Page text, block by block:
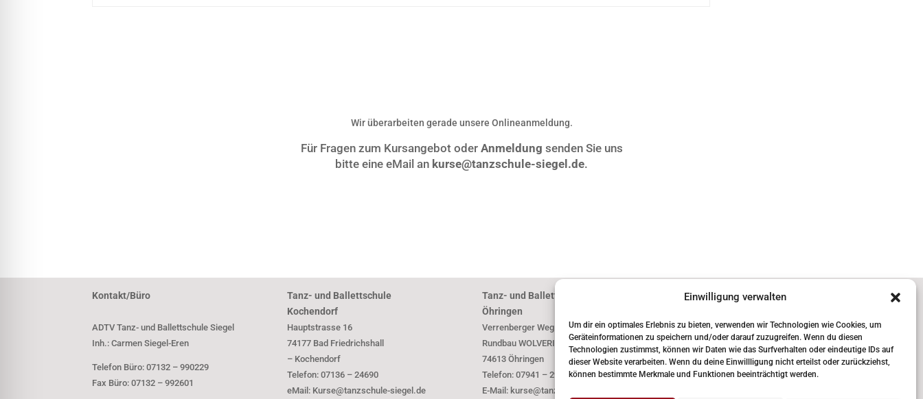
Einwilligung verwalten
Um dir ein optimales Erlebnis zu bieten, verwenden wir Technologien wie Cookies, um
Geräteinformationen zu speichern und/oder darauf zuzugreifen. Wenn du diesen
Technologien zustimmst, können wir Daten wie das Surfverhalten oder eindeutige IDs auf
dieser Website verarbeiten. Wenn du deine Einwillligung nicht erteilst oder zurückziehst,
können bestimmte Merkmale und Funktionen beeinträchtigt werden.
Wir überarbeiten gerade unsere Onlineanmeldung.
Für Fragen zum Kursangebot oder Anmeldung senden Sie uns
bitte eine eMail an kurse@tanzschule-siegel.de.
Kontakt/Büro
ADTV Tanz- und Ballettschule Siegel
Inh.: Carmen Siegel-Eren
Telefon Büro: 07132 – 990229
Fax Büro: 07132 – 992601
Tanz- und Ballettschule
Kochendorf
Hauptstrasse 16
74177 Bad Friedrichshall
– Kochendorf
Telefon: 07136 – 24690
eMail: Kurse@tanzschule-siegel.de
Tanz- und Ballettschule
Öhringen
Verrenberger Weg 18, II. Stock
Rundbau WOLVERINE
74613 Öhringen
Telefon: 07941 – 2990
E-Mail: kurse@tanzschule-siegel.de
Rechtliches
AGB
Datenschutz
Impressum
Vertrag kündigen